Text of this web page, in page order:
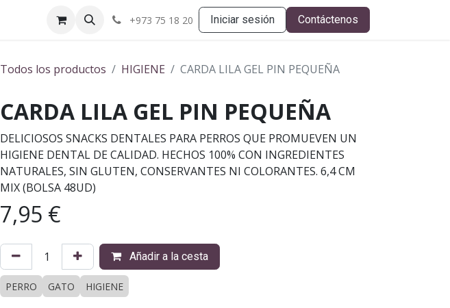
+973 75 18 20 Iniciar sesión Contáctenos
Todos los productos HIGIENE CARDA LILA GEL PIN PEQUEÑA
CARDA LILA GEL PIN PEQUEÑA
DELICIOSOS SNACKS DENTALES PARA PERROS QUE PROMUEVEN UN
HIGIENE DENTAL DE CALIDAD. HECHOS 100% CON INGREDIENTES
NATURALES, SIN GLUTEN, CONSERVANTES NI COLORANTES. 6,4 CM
MIX (BOLSA 48UD)
7,95 €
Añadir a la cesta
PERRO GATO HIGIENE